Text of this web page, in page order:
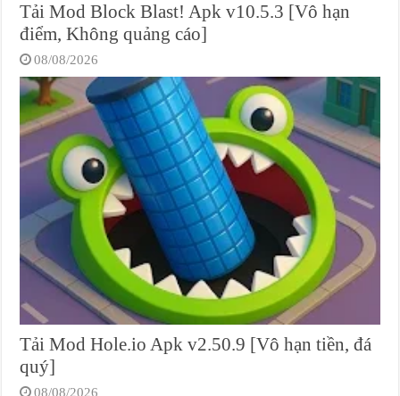
Tải Mod Block Blast! Apk v10.5.3 [Vô hạn
điểm, Không quảng cáo]
08/08/2026
Tải Mod Hole.io Apk v2.50.9 [Vô hạn tiền, đá
quý]
08/08/2026